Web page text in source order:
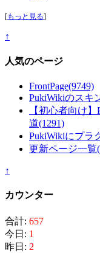
[もっと見る]
↑
人気のページ
FrontPage(9749)
PukiWikiのスキ
【初心者向け
道(1291)
PukiWikiにプラ
更新ページ一覧
↑
カウンター
合計: 657
今日: 1
昨日: 2